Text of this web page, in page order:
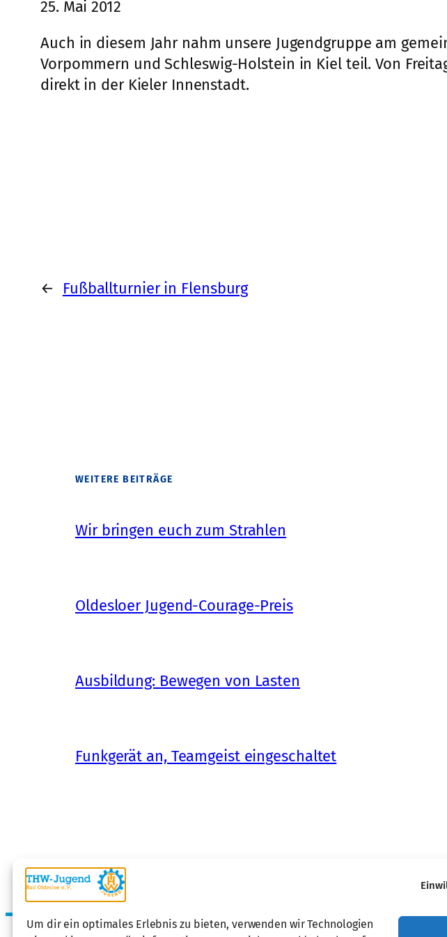
Um dir ein optimales Erlebnis zu bieten, verwenden wir Technologien
25. Mai 2012
Auch in diesem Jahr nahm unsere Jugendgruppe am
Vorpommern und Schleswig-Holstein in Kiel teil. Von
direkt in der Kieler Innenstadt.
← Fußballturnier in Flensburg
WEITERE BEITRÄGE
Wir bringen euch zum Strahlen
Oldesloer Jugend-Courage-Preis
Ausbildung: Bewegen von Lasten
Funkgerät an, Teamgeist eingeschaltet